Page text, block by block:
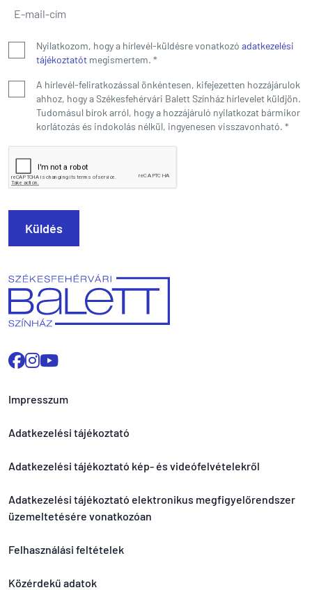
Impresszum
Adatkezelési tájékoztató
Adatkezelési tájékoztató kép- és videófelvételekről
Adatkezelési tájékoztató elektronikus megfigyelőrendszer
üzemeltetésére vonatkozóan
Felhasználási feltételek
Közérdekű adatok
E-mail-cím
Nyilatkozom, hogy a hírlevél-küldésre vonatkozó adatkezelési
tájékoztatót megismertem. *
A hírlevél-feliratkozással önkéntesen, kifejezetten hozzájárulok
ahhoz, hogy a Székesfehérvári Balett Színház hírlevelet küldjön.
Tudomásul bírok arról, hogy a hozzájáruló nyilatkozat bármikor
korlátozás és indokolás nélkül, ingyenesen visszavonható. *
Küldés